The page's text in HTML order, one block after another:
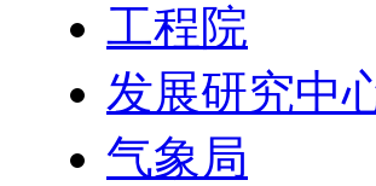
工程院
发展研究中
气象局